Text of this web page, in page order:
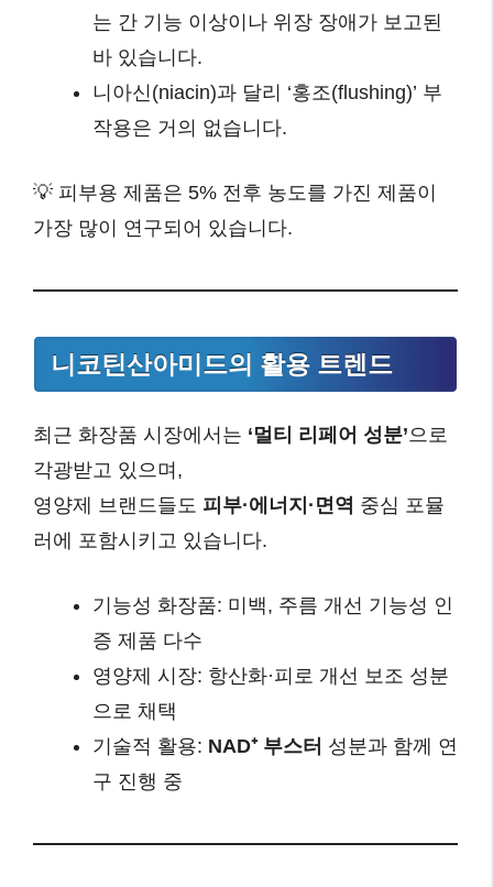
는 간 기능 이상이나 위장 장애가 보고된
바 있습니다.
니아신(niacin)과 달리 ‘홍조(flushing)’ 부
작용은 거의 없습니다.
💡 피부용 제품은 5% 전후 농도를 가진 제품이
가장 많이 연구되어 있습니다.
니코틴산아미드의 활용 트렌드
최근 화장품 시장에서는 ‘멀티 리페어 성분’으로
각광받고 있으며,
영양제 브랜드들도 피부·에너지·면역 중심 포뮬
러에 포함시키고 있습니다.
기능성 화장품: 미백, 주름 개선 기능성 인
증 제품 다수
영양제 시장: 항산화·피로 개선 보조 성분
으로 채택
기술적 활용: NAD⁺ 부스터 성분과 함께 연
구 진행 중